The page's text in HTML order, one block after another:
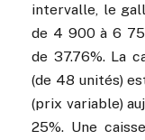
intervalle, le
de 4 900 à 6
de 37.76%. La
(de 48 unités)
(prix variable)
25%. Une